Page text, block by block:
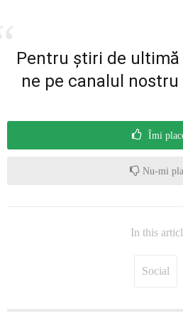
Pentru știri de
ne pe canalul nostru
Îmi
Nu-mi
In this
Social